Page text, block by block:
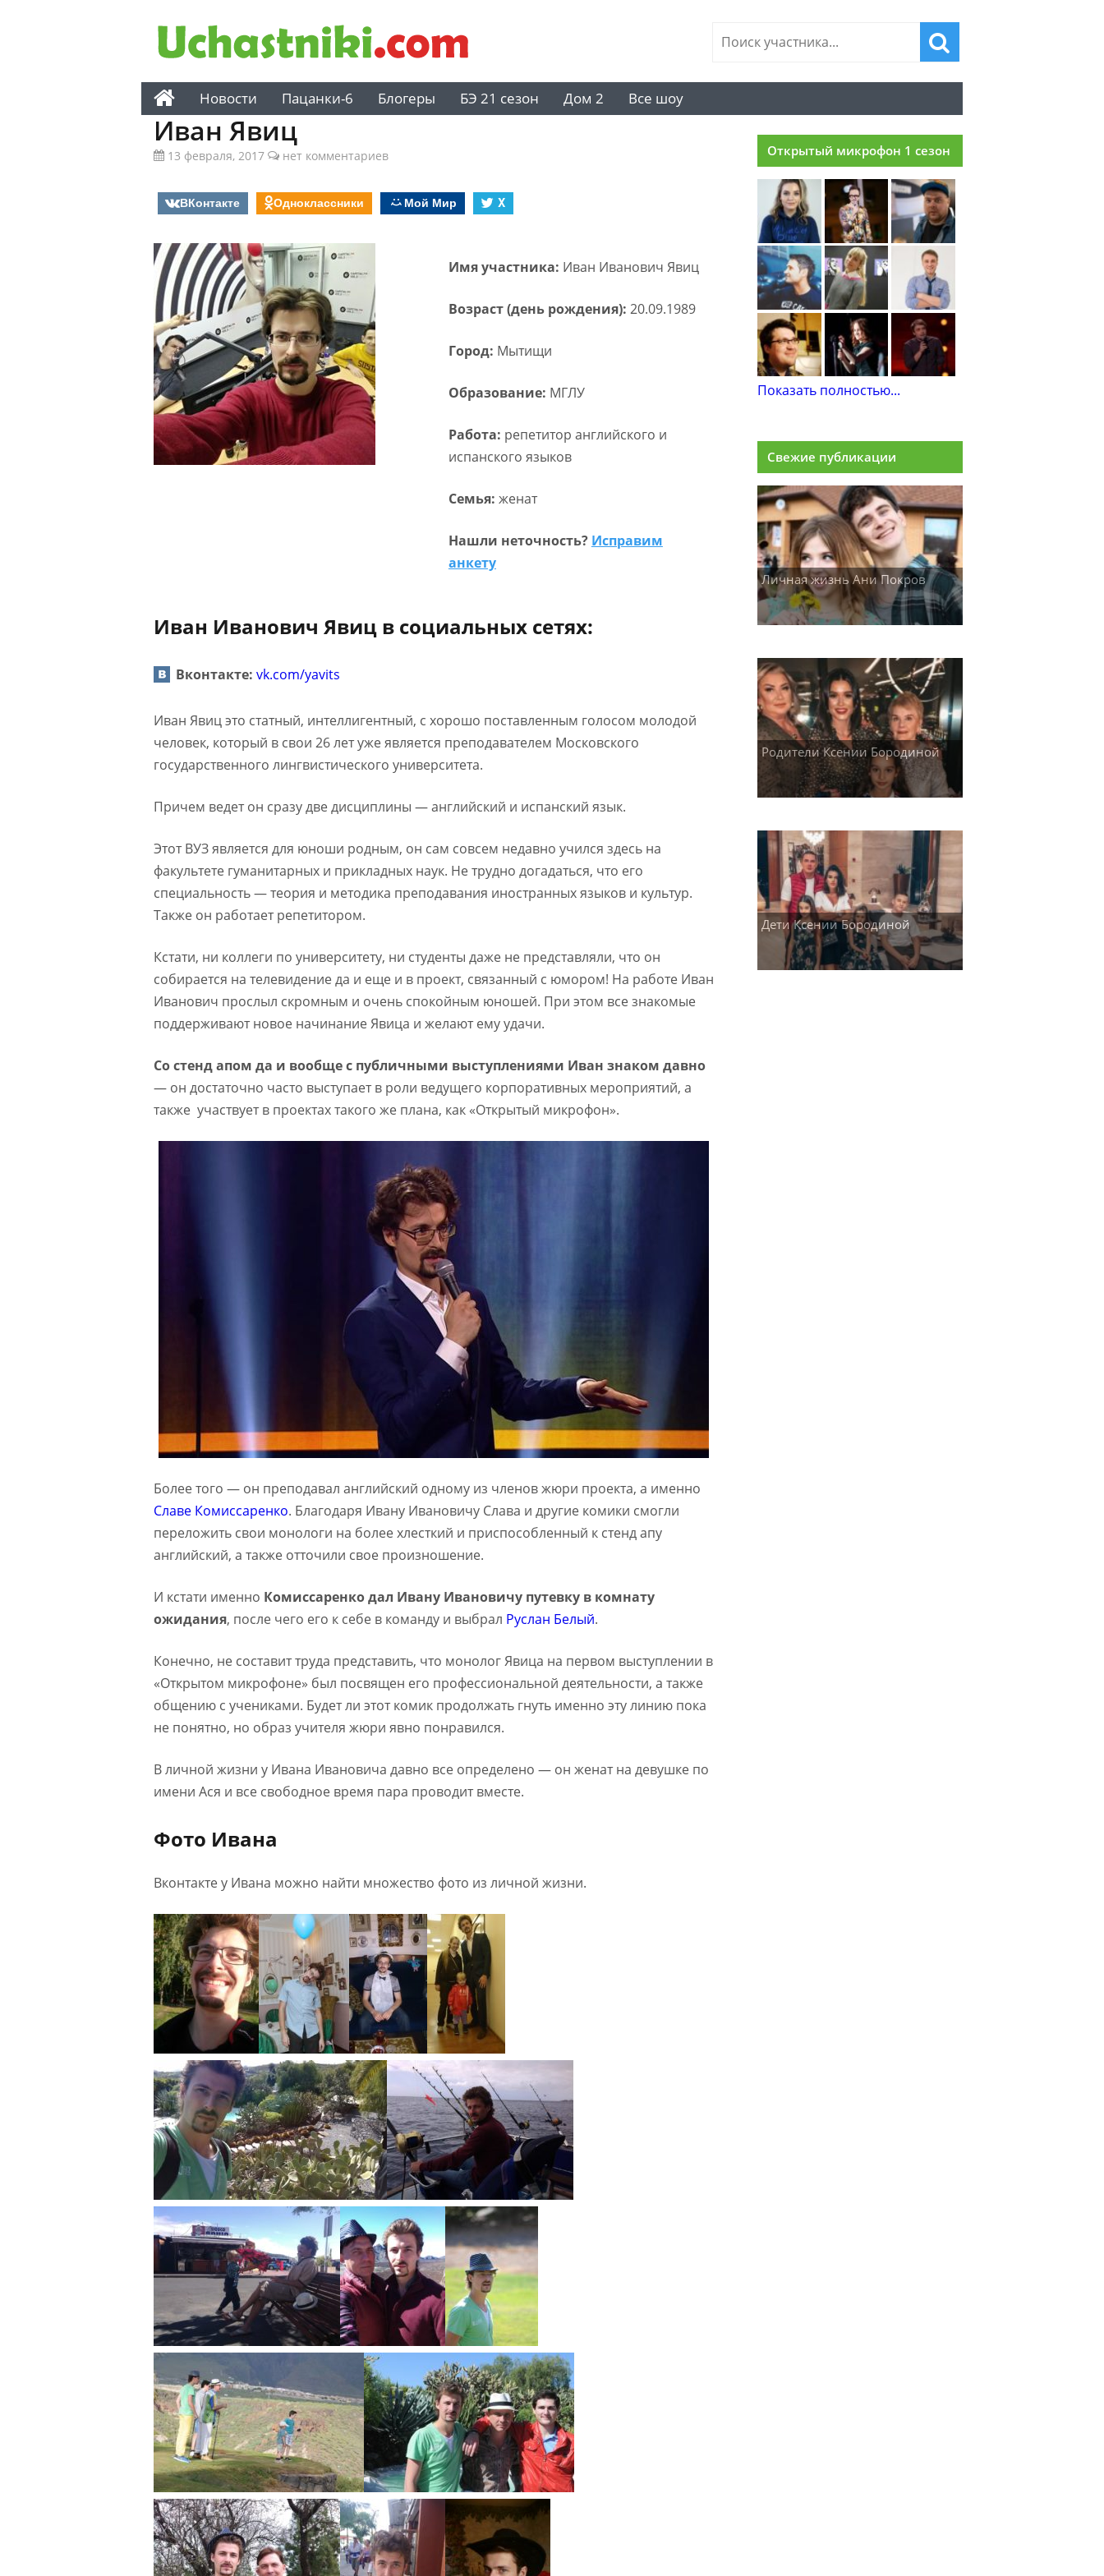
Новости Пацанки-6 Блогеры БЭ 21 сезон Дом 2 Все шоу
Иван Явиц
13 февраля, 2017 нет комментариев
ВКонтакте Одноклассники Мой Мир X
Имя участника: Иван Иванович Явиц
Возраст (день рождения): 20.09.1989
Город: Мытищи
Образование: МГЛУ
Работа: репетитор английского и
испанского языков
Семья: женат
Нашли неточность? Исправим
анкету
Иван Иванович Явиц в социальных сетях:
Вконтакте: vk.com/yavits
Иван Явиц это статный, интеллигентный, с хорошо поставленным голосом молодой
человек, который в свои 26 лет уже является преподавателем Московского
государственного лингвистического университета.
Причем ведет он сразу две дисциплины — английский и испанский язык.
Этот ВУЗ является для юноши родным, он сам совсем недавно учился здесь на
факультете гуманитарных и прикладных наук. Не трудно догадаться, что его
специальность — теория и методика преподавания иностранных языков и культур.
Также он работает репетитором.
Кстати, ни коллеги по университету, ни студенты даже не представляли, что он
собирается на телевидение да и еще и в проект, связанный с юмором! На работе Иван
Иванович прослыл скромным и очень спокойным юношей. При этом все знакомые
поддерживают новое начинание Явица и желают ему удачи.
Со стенд апом да и вообще с публичными выступлениями Иван знаком давно
— он достаточно часто выступает в роли ведущего корпоративных мероприятий, а
также участвует в проектах такого же плана, как «Открытый микрофон».
Более того — он преподавал английский одному из членов жюри проекта, а именно
Славе Комиссаренко. Благодаря Ивану Ивановичу Слава и другие комики смогли
переложить свои монологи на более хлесткий и приспособленный к стенд апу
английский, а также отточили свое произношение.
И кстати именно Комиссаренко дал Ивану Ивановичу путевку в комнату
ожидания, после чего его к себе в команду и выбрал Руслан Белый.
Конечно, не составит труда представить, что монолог Явица на первом выступлении в
«Открытом микрофоне» был посвящен его профессиональной деятельности, а также
общению с учениками. Будет ли этот комик продолжать гнуть именно эту линию пока
не понятно, но образ учителя жюри явно понравился.
В личной жизни у Ивана Ивановича давно все определено — он женат на девушке по
имени Ася и все свободное время пара проводит вместе.
Фото Ивана
Вконтакте у Ивана можно найти множество фото из личной жизни.
Открытый микрофон 1 сезон
Показать полностью...
Свежие публикации
Личная жизнь Ани Покров
Родители Ксении Бородиной
Дети Ксении Бородиной